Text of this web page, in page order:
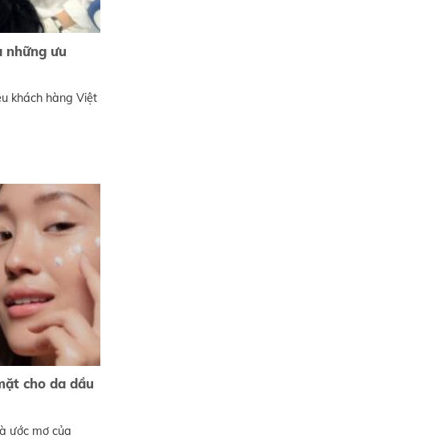
những ưu
khách hàng Việt
cho da dầu
ước mơ của